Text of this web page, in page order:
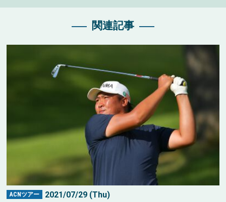
関連記事
ACNツアー 2021/07/29 (Thu)